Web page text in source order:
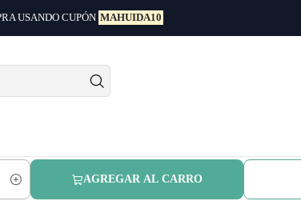
USANDO CUPÓN MAHUIDA10
Bronze Gramínea
Comans Bronze
AGREGAR AL CARRO